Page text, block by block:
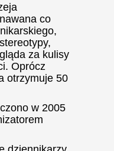
co
za kulisy
Oprócz
otrzymuje 50
w 2005